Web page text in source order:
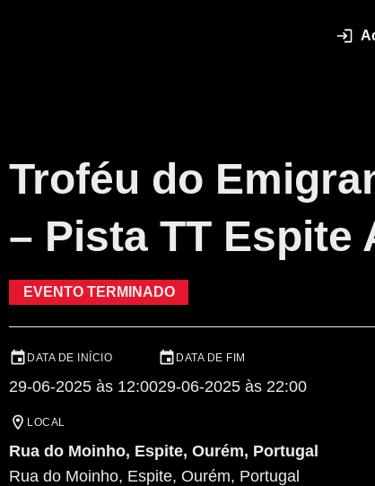
Troféu do
– Pista TT Espite
EVENTO TERMINADO
DATA DE INÍCIO
29-06-2025 às 12:00
DATA DE FIM
29-06-2025 às 22:00
LOCAL
Rua do Moinho, Espite, Ourém, Portugal
Rua do Moinho, Espite, Ourém, Portugal